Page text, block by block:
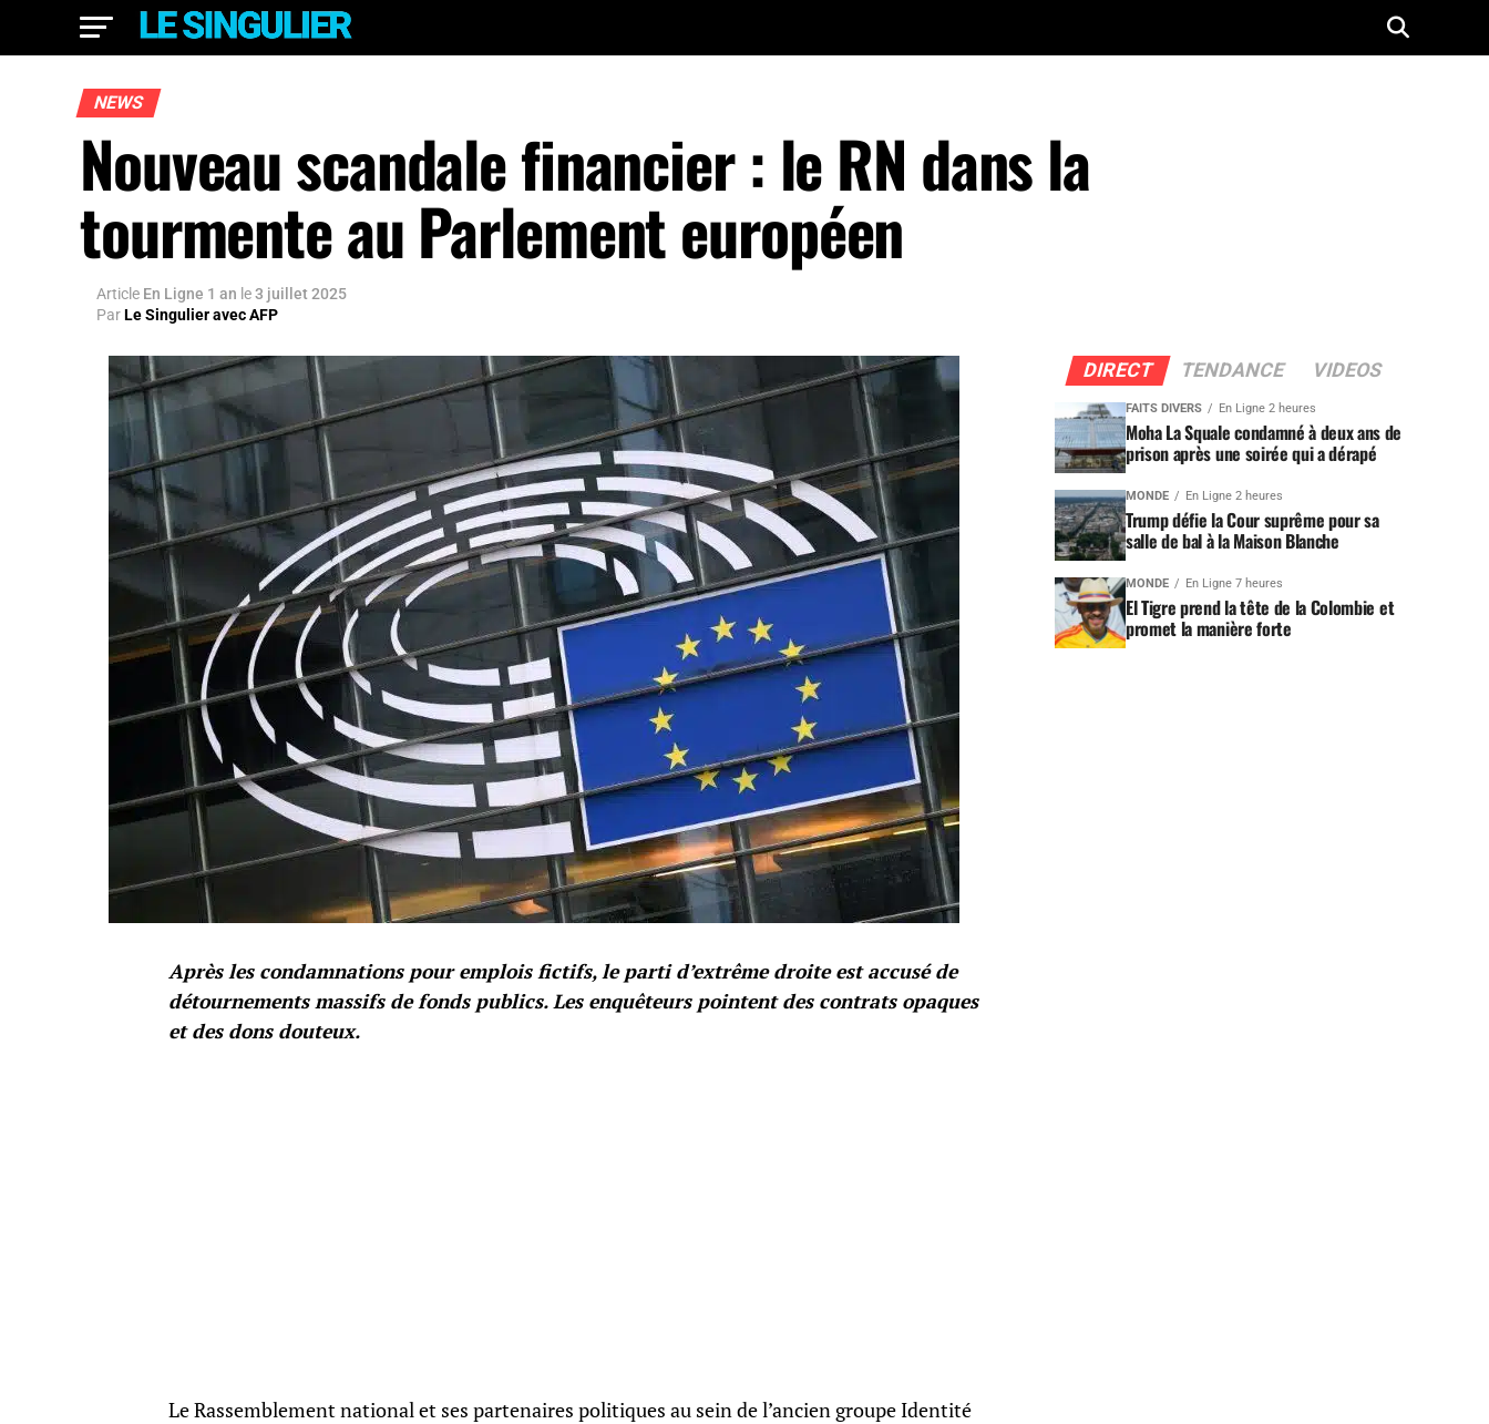
NEWS
Nouveau scandale financier : le RN dans la
tourmente au Parlement européen
Article En Ligne 1 an le3 juillet 2025
ParLe Singulier avec AFP
Après les condamnations pour emplois fictifs, le parti d’extrême droite est accusé de
détournements massifs de fonds publics. Les enquêteurs pointent des contrats opaques
et des dons douteux.
Le Rassemblement national et ses partenaires politiques au sein de l’ancien groupe Identité
DIRECT TENDANCE VIDEOS
FAITS DIVERS En Ligne 2 heures
Moha La Squale condamné à deux ans de
prison après une soirée qui a dérapé
MONDE En Ligne 2 heures
Trump défie la Cour suprême pour sa
salle de bal à la Maison Blanche
MONDE En Ligne 7 heures
El Tigre prend la tête de la Colombie et
promet la manière forte